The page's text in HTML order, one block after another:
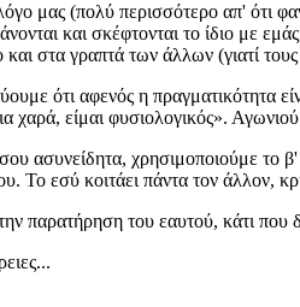
μας (πολύ περισσότερο απ' ότι
και σκέφτονται το ίδιο με
στα γραπτά των άλλων (γιατί
ότι αφενός η πραγματικότητα
χαρά, είμαι φυσιολογικός».
ασυνείδητα, χρησιμοποιούμε
Το εσύ κοιτάει πάντα τον άλλον,
παρατήρηση του εαυτού, κάτι που